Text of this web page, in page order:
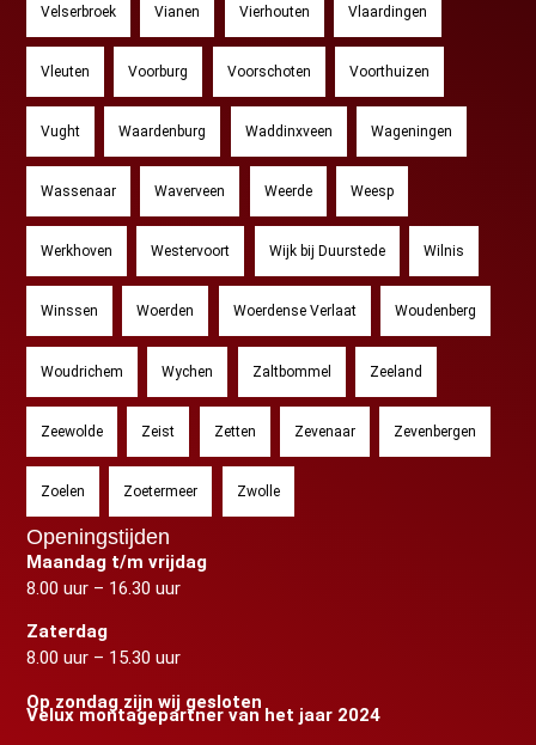
Velserbroek Vianen Vierhouten Vlaardingen
Vleuten Voorburg Voorschoten Voorthuizen
Vught Waardenburg Waddinxveen Wageningen
Wassenaar Waverveen Weerde Weesp
Werkhoven Westervoort Wijk bij Duurstede Wilnis
Winssen Woerden Woerdense Verlaat Woudenberg
Woudrichem Wychen Zaltbommel Zeeland
Zeewolde Zeist Zetten Zevenaar Zevenbergen
Zoelen Zoetermeer Zwolle
Openingstijden
Maandag t/m vrijdag
8.00 uur – 16.30 uur
Zaterdag
8.00 uur – 15.30 uur
Op zondag zijn wij gesloten
Velux montagepartner van het jaar 2024